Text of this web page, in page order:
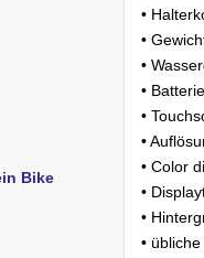
Bike
•
•
•
•
•
•
• Color
•
•
•